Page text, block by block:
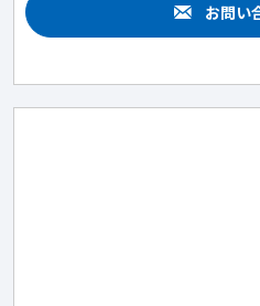
お問い